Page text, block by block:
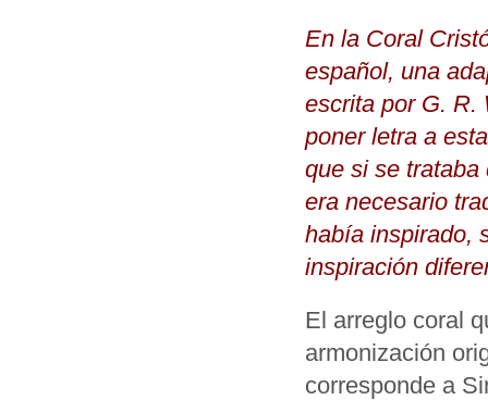
En la Coral
español, una
escrita por G. R.
poner letra a
que si se trataba
era necesario
había inspirado,
inspiración
El arreglo coral
armonización
corresponde a